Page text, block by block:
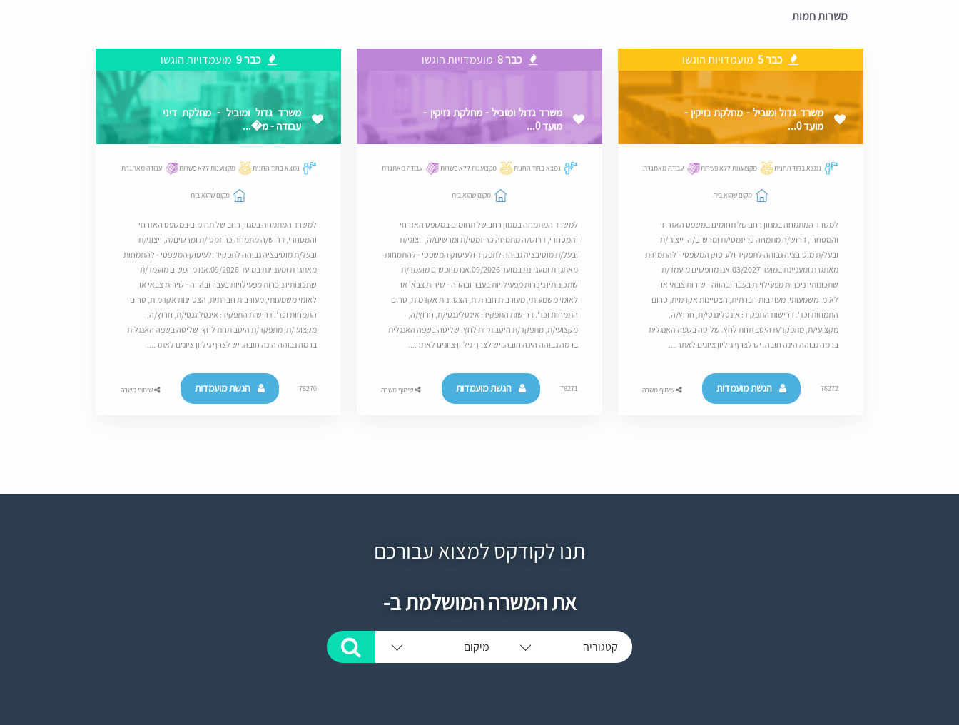
משרות חמות
כבר 5 מועמדויות הוגשו
משרד גדול ומוביל - מחלקת נזיקין -
מועד 0...
נמצא בחוד החנית מקצוענות ללא פשרות עבודה מאתגרת
מקום שהוא בית
למשרד המתמחה במגוון רחב של תחומים במשפט האזרחי
והמסחרי, דרוש/ה מתמחה כריזמטי/ת ומרשים/ה, ייצוגי/ת
ובעל/ת מוטיבציה גבוהה לתפקיד ולעיסוק המשפטי - להתמחות
מאתגרת ומעניינת במועד 03/2027.אנו מחפשים מועמד/ת
שתכונותיו ניכרות מפעילויות בעבר ובהווה - שירות צבאי או
לאומי משמעותי, מעורבות חברתית, הצטיינות אקדמית, טרום
התמחות וכד'. דרישות התפקיד: אינטליגנטי/ת, חרוץ/ה,
מקצועי/ת, מתפקד/ת היטב תחת לחץ. שליטה בשפה האנגלית
ברמה גבוהה הינה חובה. יש לצרף גיליון ציונים לאתר....
76272 הגשת מועמדות שיתוף משרה
כבר 8 מועמדויות הוגשו
משרד גדול ומוביל - מחלקת נזיקין -
מועד 0...
נמצא בחוד החנית מקצוענות ללא פשרות עבודה מאתגרת
מקום שהוא בית
למשרד המתמחה במגוון רחב של תחומים במשפט האזרחי
והמסחרי, דרוש/ה מתמחה כריזמטי/ת ומרשים/ה, ייצוגי/ת
ובעל/ת מוטיבציה גבוהה לתפקיד ולעיסוק המשפטי - להתמחות
מאתגרת ומעניינת במועד 09/2026.אנו מחפשים מועמד/ת
שתכונותיו ניכרות מפעילויות בעבר ובהווה - שירות צבאי או
לאומי משמעותי, מעורבות חברתית, הצטיינות אקדמית, טרום
התמחות וכד'. דרישות התפקיד: אינטליגנטי/ת, חרוץ/ה,
מקצועי/ת, מתפקד/ת היטב תחת לחץ. שליטה בשפה האנגלית
ברמה גבוהה הינה חובה. יש לצרף גיליון ציונים לאתר....
76271 הגשת מועמדות שיתוף משרה
כבר 9 מועמדויות הוגשו
משרד גדול ומוביל - מחלקת דיני
עבודה - מ�...
נמצא בחוד החנית מקצוענות ללא פשרות עבודה מאתגרת
מקום שהוא בית
למשרד המתמחה במגוון רחב של תחומים במשפט האזרחי
והמסחרי, דרוש/ה מתמחה כריזמטי/ת ומרשים/ה, ייצוגי/ת
ובעל/ת מוטיבציה גבוהה לתפקיד ולעיסוק המשפטי - להתמחות
מאתגרת ומעניינת במועד 09/2026.אנו מחפשים מועמד/ת
שתכונותיו ניכרות מפעילויות בעבר ובהווה - שירות צבאי או
לאומי משמעותי, מעורבות חברתית, הצטיינות אקדמית, טרום
התמחות וכד'. דרישות התפקיד: אינטליגנטי/ת, חרוץ/ה,
מקצועי/ת, מתפקד/ת היטב תחת לחץ. שליטה בשפה האנגלית
ברמה גבוהה הינה חובה. יש לצרף גיליון ציונים לאתר....
76270 הגשת מועמדות שיתוף משרה
תנו לקודקס למצוא עבורכם
את המשרה המושלמת ב-
קטגוריה מיקום